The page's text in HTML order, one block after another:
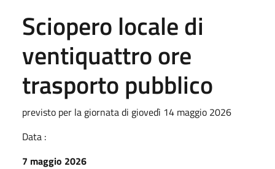
Sciopero locale di
ventiquattro ore
trasporto pubblico
previsto per la giornata di giovedì 14 maggio 2026
Data :
7 maggio 2026